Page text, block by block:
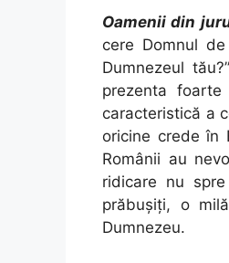
Oamenii din
cere Domnul
Dumnezeul
prezenta
caracteristică a
oricine crede în
Românii au
ridicare nu
prăbuşiţi, o
Dumnezeu.